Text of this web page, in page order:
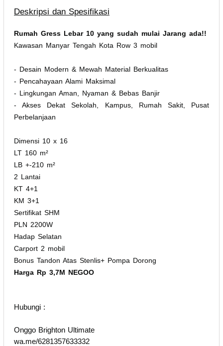
Deskripsi dan Spesifikasi
Rumah Gress Lebar 10 yang sudah mulai Jarang ada!!
Kawasan Manyar Tengah Kota Row 3 mobil
- Desain Modern & Mewah Material Berkualitas
- Pencahayaan Alami Maksimal
- Lingkungan Aman, Nyaman & Bebas Banjir
- Akses Dekat Sekolah, Kampus, Rumah Sakit, Pusat
Perbelanjaan
Dimensi 10 x 16
LT 160 m²
LB +-210 m²
2 Lantai
KT 4+1
KM 3+1
Sertifikat SHM
PLN 2200W
Hadap Selatan
Carport 2 mobil
Bonus Tandon Atas Stenlis+ Pompa Dorong
Harga Rp 3,7M NEGOO
Hubungi :
Onggo Brighton Ultimate
wa.me/6281357633332